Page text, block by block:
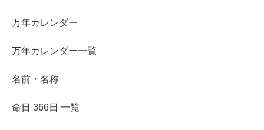
万年カレンダー
万年カレンダー一覧
名前・名称
命日 366日 一覧